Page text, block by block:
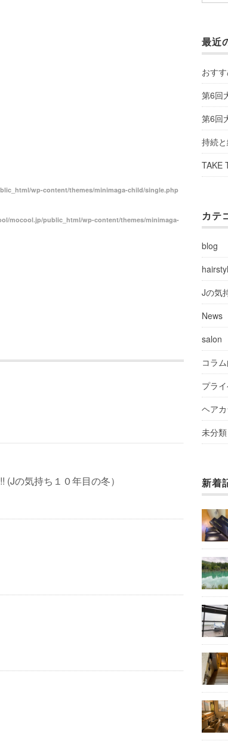
wp-content/themes/minimaga-child/single.php
mocool.jp/public_html/wp-content/themes/minimaga-
(Jの気持ち１０年目の冬）
最近
おす
第6回
第6回
持続
TAKE
カテ
blog
Jの気
News
salon
コラ
プラ
ヘア
未分類
新着